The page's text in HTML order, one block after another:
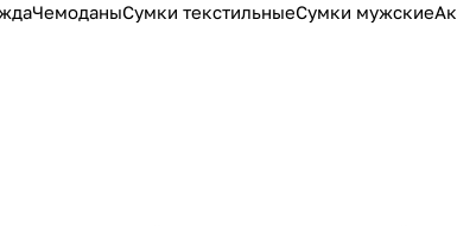
ЧемоданыСумки текстильныеСумки мужские